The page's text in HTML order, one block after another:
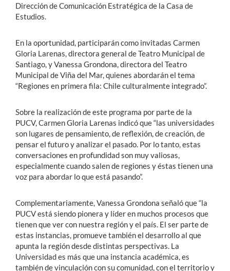
Dirección de Comunicación Estratégica de la Casa de
Estudios.
En la oportunidad, participarán como invitadas Carmen
Gloria Larenas, directora general de Teatro Municipal de
Santiago, y Vanessa Grondona, directora del Teatro
Municipal de Viña del Mar, quienes abordarán el tema
“Regiones en primera fila: Chile culturalmente integrado”.
Sobre la realización de este programa por parte de la
PUCV, Carmen Gloria Larenas indicó que “las universidades
son lugares de pensamiento, de reflexión, de creación, de
pensar el futuro y analizar el pasado. Por lo tanto, estas
conversaciones en profundidad son muy valiosas,
especialmente cuando salen de regiones y éstas tienen una
voz para abordar lo que está pasando”.
Complementariamente, Vanessa Grondona señaló que “la
PUCV está siendo pionera y líder en muchos procesos que
tienen que ver con nuestra región y el país. El ser parte de
estas instancias, promueve también el desarrollo al que
apunta la región desde distintas perspectivas. La
Universidad es más que una instancia académica, es
también de vinculación con su comunidad, con el territorio y